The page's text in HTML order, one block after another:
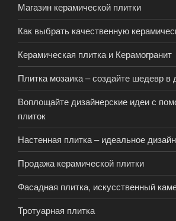
Магазин керамической плитки
Как выбрать качественную
Керамическая плитка и Керамогранит
Плитка мозаика – создайте шедевр в
Воплощайте дизайнерские идеи с
плиток
Настенная плитка – идеальное
Продажа керамической плитки
Фасадная плитка, искусственный
Тротуарная плитка